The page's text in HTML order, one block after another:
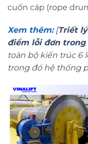
cuốn cáp (rope
Xem thêm: [Triết
điểm lỗi đơn
toàn bộ kiến trúc 6
trong đó hệ thống